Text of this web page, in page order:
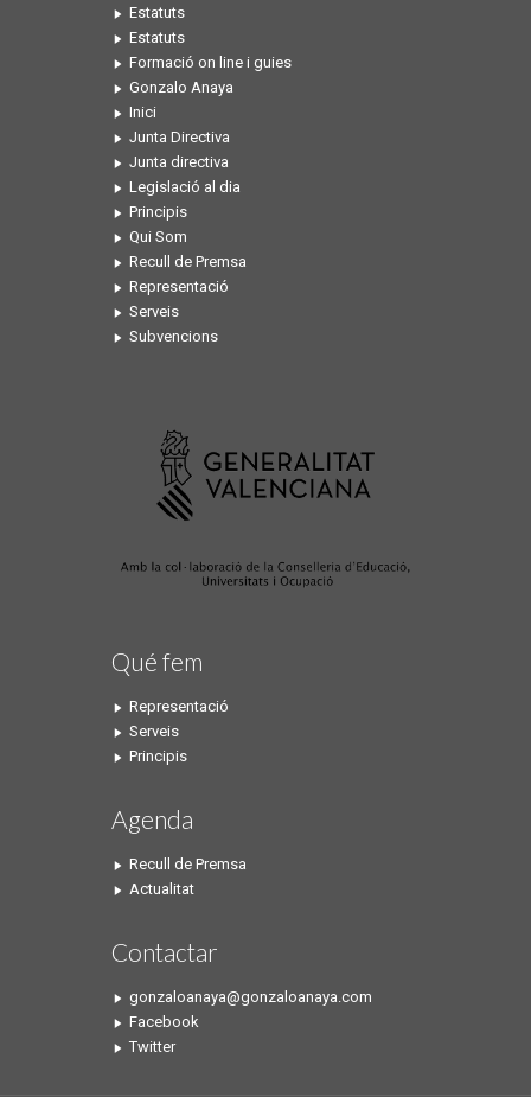
Estatuts
Estatuts
Formació on line i guies
Gonzalo Anaya
Inici
Junta Directiva
Junta directiva
Legislació al dia
Principis
Qui Som
Recull de Premsa
Representació
Serveis
Subvencions
Qué fem
Representació
Serveis
Principis
Agenda
Recull de Premsa
Actualitat
Contactar
gonzaloanaya@gonzaloanaya.com
Facebook
Twitter